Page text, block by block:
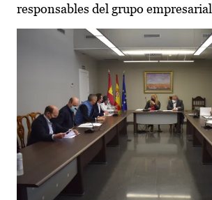
responsables del grupo empresarial